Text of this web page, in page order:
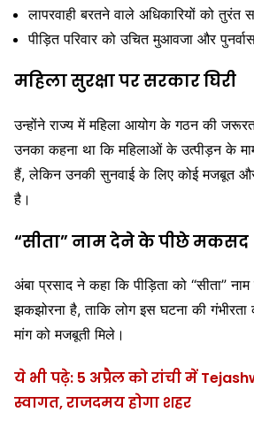
लापरवाही बरतने वाले अधिकारियों को तुरंत
पीड़ित परिवार को उचित मुआवजा और
महिला सुरक्षा पर सरकार घिरी
उन्होंने राज्य में महिला आयोग के गठन की जरूरत
उनका कहना था कि महिलाओं के उत्पीड़न के
हैं, लेकिन उनकी सुनवाई के लिए कोई मजबूत और
है।
“सीता” नाम देने के पीछे मकसद
अंबा प्रसाद ने कहा कि पीड़िता को “सीता”
झकझोरना है, ताकि लोग इस घटना की
मांग को मजबूती मिले।
ये भी पढ़े: 5 अप्रैल को रांची में
स्वागत, राजदमय होगा शहर